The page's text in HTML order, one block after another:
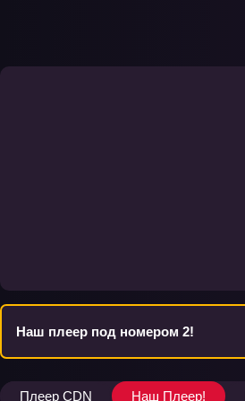
Наш плеер под номером 2!
Плеер CDN Наш Плеер!